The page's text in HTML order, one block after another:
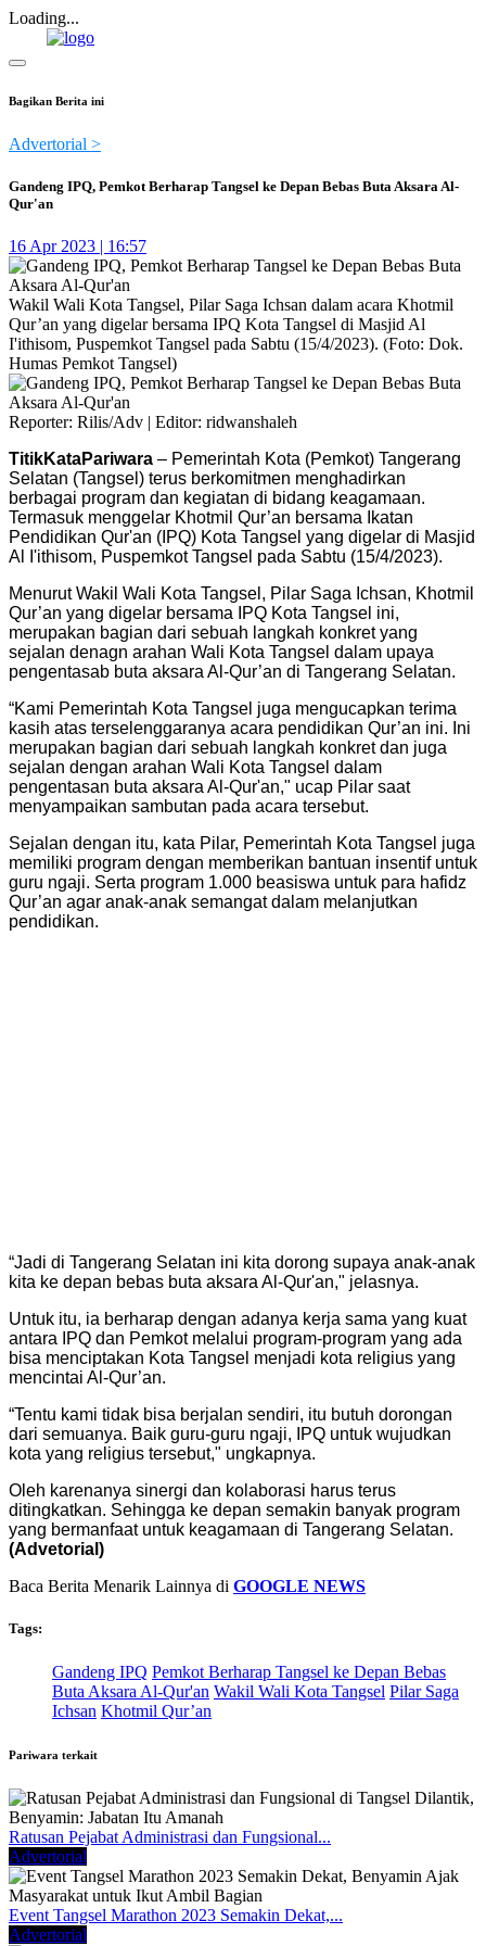
Loading...
Bagikan Berita ini
Advertorial >
Gandeng IPQ, Pemkot Berharap Tangsel ke Depan Bebas Buta Aksara Al-
Qur'an
16 Apr 2023 | 16:57
Wakil Wali Kota Tangsel, Pilar Saga Ichsan dalam acara Khotmil
Qur’an yang digelar bersama IPQ Kota Tangsel di Masjid Al
I'ithisom, Puspemkot Tangsel pada Sabtu (15/4/2023). (Foto: Dok.
Humas Pemkot Tangsel)
Reporter: Rilis/Adv | Editor: ridwanshaleh
TitikKataPariwara – Pemerintah Kota (Pemkot) Tangerang
Selatan (Tangsel) terus berkomitmen menghadirkan
berbagai program dan kegiatan di bidang keagamaan.
Termasuk menggelar Khotmil Qur’an bersama Ikatan
Pendidikan Qur'an (IPQ) Kota Tangsel yang digelar di Masjid
Al I'ithisom, Puspemkot Tangsel pada Sabtu (15/4/2023).
Menurut Wakil Wali Kota Tangsel, Pilar Saga Ichsan, Khotmil
Qur’an yang digelar bersama IPQ Kota Tangsel ini,
merupakan bagian dari sebuah langkah konkret yang
sejalan denagn arahan Wali Kota Tangsel dalam upaya
pengentasab buta aksara Al-Qur’an di Tangerang Selatan.
“Kami Pemerintah Kota Tangsel juga mengucapkan terima
kasih atas terselenggaranya acara pendidikan Qur’an ini. Ini
merupakan bagian dari sebuah langkah konkret dan juga
sejalan dengan arahan Wali Kota Tangsel dalam
pengentasan buta aksara Al-Qur'an," ucap Pilar saat
menyampaikan sambutan pada acara tersebut.
Sejalan dengan itu, kata Pilar, Pemerintah Kota Tangsel juga
memiliki program dengan memberikan bantuan insentif untuk
guru ngaji. Serta program 1.000 beasiswa untuk para hafidz
Qur’an agar anak-anak semangat dalam melanjutkan
pendidikan.
“Jadi di Tangerang Selatan ini kita dorong supaya anak-anak
kita ke depan bebas buta aksara Al-Qur'an," jelasnya.
Untuk itu, ia berharap dengan adanya kerja sama yang kuat
antara IPQ dan Pemkot melalui program-program yang ada
bisa menciptakan Kota Tangsel menjadi kota religius yang
mencintai Al-Qur’an.
“Tentu kami tidak bisa berjalan sendiri, itu butuh dorongan
dari semuanya. Baik guru-guru ngaji, IPQ untuk wujudkan
kota yang religius tersebut," ungkapnya.
Oleh karenanya sinergi dan kolaborasi harus terus
ditingkatkan. Sehingga ke depan semakin banyak program
yang bermanfaat untuk keagamaan di Tangerang Selatan.
(Advetorial)
Baca Berita Menarik Lainnya di GOOGLE NEWS
Tags:
Gandeng IPQ Pemkot Berharap Tangsel ke Depan Bebas
Buta Aksara Al-Qur'an Wakil Wali Kota Tangsel Pilar Saga
Ichsan Khotmil Qur’an
Pariwara terkait
Ratusan Pejabat Administrasi dan Fungsional...
Advertorial
Event Tangsel Marathon 2023 Semakin Dekat,...
Advertorial